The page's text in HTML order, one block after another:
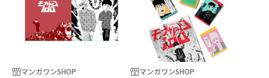
マンガワンSHOP マンガワンSHOP